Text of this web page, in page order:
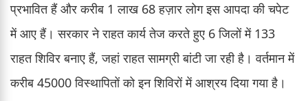
प्रभावित हैं और करीब 1 लाख 68 हज़ार लोग इस आपदा की चपेट
में आए हैं। सरकार ने राहत कार्य तेज करते हुए 6 जिलों में 133
राहत शिविर बनाए हैं, जहां राहत सामग्री बांटी जा रही है। वर्तमान में
करीब 45000 विस्थापितों को इन शिविरों में आश्रय दिया गया है।